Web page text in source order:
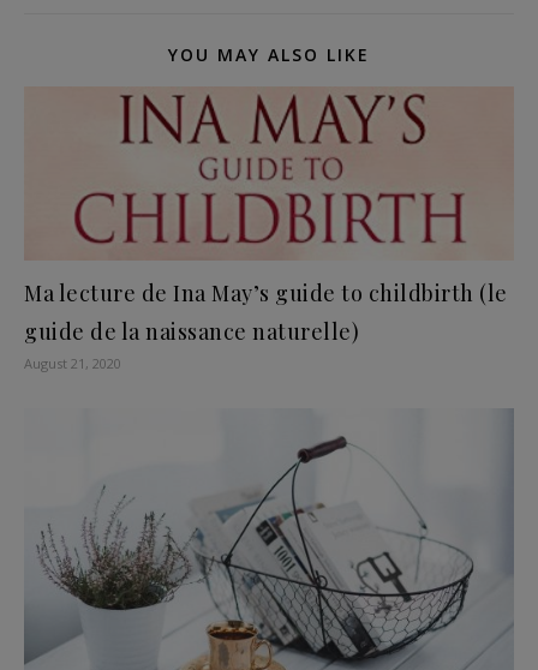
YOU MAY ALSO LIKE
Ma lecture de Ina May’s guide to childbirth (le
guide de la naissance naturelle)
August 21, 2020